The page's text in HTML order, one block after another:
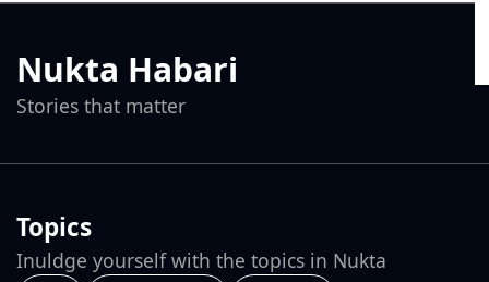
Nukta Habari
Stories that matter
Topics
Inuldge yourself with the topics in Nukta